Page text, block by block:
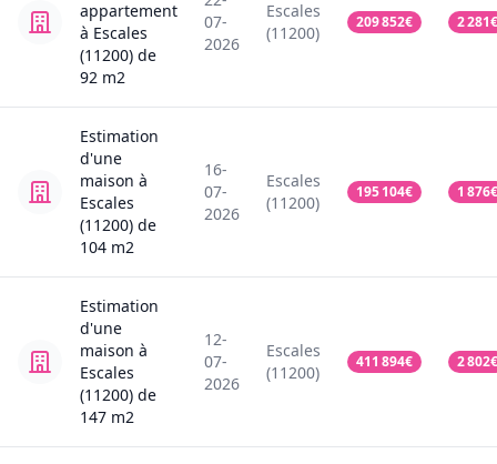
appartement
à Escales
(11200) de
92 m2
07-
2026
Escales
(11200)
209 852€ 2 281€
Estimation
d'une
maison à
Escales
(11200) de
104 m2
16-
07-
2026
Escales
(11200)
195 104€ 1 876€
Estimation
d'une
maison à
Escales
(11200) de
147 m2
12-
07-
2026
Escales
(11200)
411 894€ 2 802€